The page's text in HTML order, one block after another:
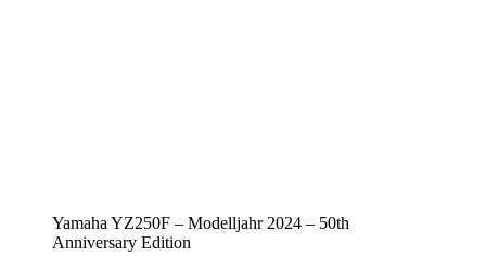
Yamaha YZ250F – Modelljahr 2024 – 50th
Anniversary Edition